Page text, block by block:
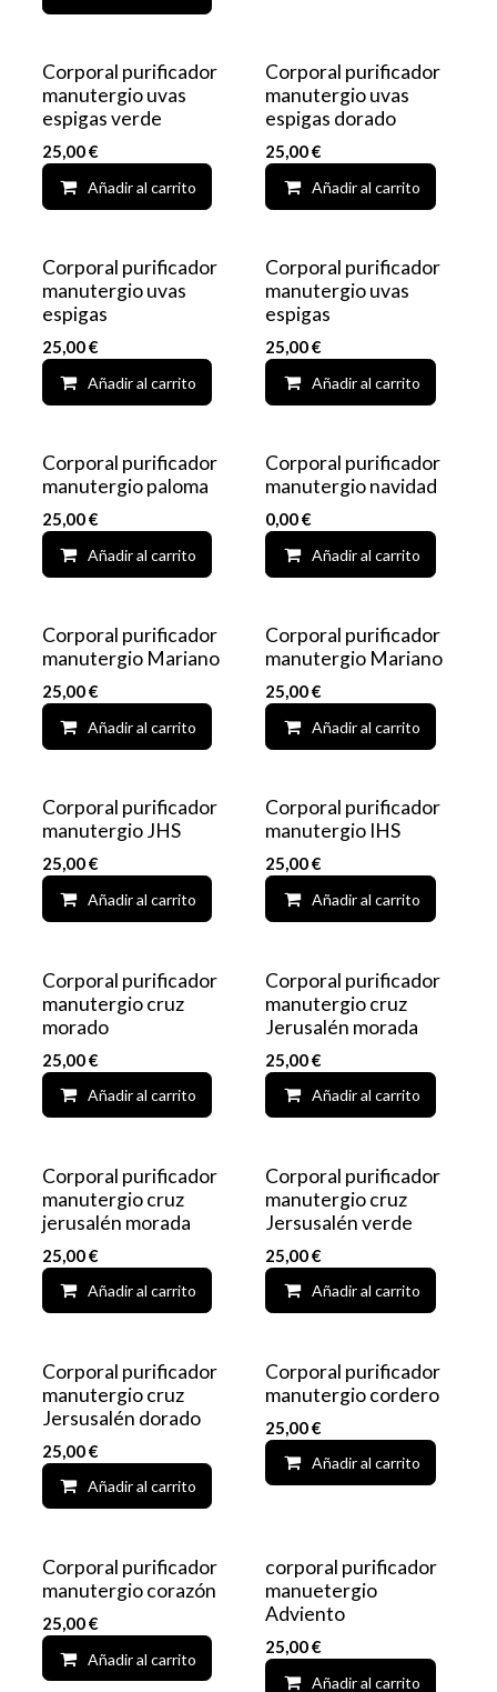
Corporal purificador
manutergio uvas
espigas verde
25,00€
Añadir al carrito Add to wishlist
Corporal purificador
manutergio uvas
espigas dorado
25,00€
Añadir al carrito
Corporal purificador
manutergio uvas
espigas
25,00€
Añadir al carrito Add to wishlist
Corporal purificador
manutergio uvas
espigas
25,00€
Añadir al carrito
Corporal purificador
manutergio paloma
25,00€
Añadir al carrito Add to wishlist
Corporal purificador
manutergio navidad
0,00€
Añadir al carrito
Corporal purificador
manutergio Mariano
25,00€
Añadir al carrito Add to wishlist
Corporal purificador
manutergio Mariano
25,00€
Añadir al carrito
Corporal purificador
manutergio JHS
25,00€
Añadir al carrito Add to wishlist
Corporal purificador
manutergio IHS
25,00€
Añadir al carrito
Corporal purificador
manutergio cruz
morado
25,00€
Añadir al carrito Add to wishlist
Corporal purificador
manutergio cruz
Jerusalén morada
25,00€
Añadir al carrito
Corporal purificador
manutergio cruz
jerusalén morada
25,00€
Añadir al carrito Add to wishlist
Corporal purificador
manutergio cruz
Jersusalén verde
25,00€
Añadir al carrito
Corporal purificador
manutergio cruz
Jersusalén dorado
25,00€
Añadir al carrito Add to wishlist
Corporal purificador
manutergio cordero
25,00€
Añadir al carrito
Corporal purificador
manutergio corazón
25,00€
Añadir al carrito Add to wishlist
corporal purificador
manuetergio
Adviento
25,00€
Añadir al carrito